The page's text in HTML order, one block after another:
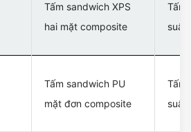
Tấm sandwich XPS
hai mặt composite
Tấm
suất
Tấm sandwich PU
mặt đơn composite
Tấm
suất